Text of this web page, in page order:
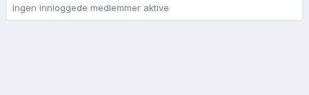
Ingen innloggede medlemmer aktive